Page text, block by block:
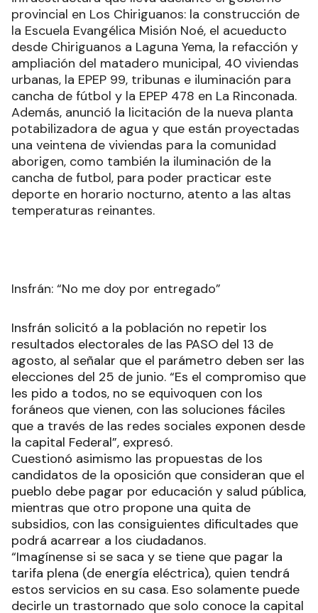
provincial en Los Chiriguanos: la construcción de
la Escuela Evangélica Misión Noé, el acueducto
desde Chiriguanos a Laguna Yema, la refacción y
ampliación del matadero municipal, 40 viviendas
urbanas, la EPEP 99, tribunas e iluminación para
cancha de fútbol y la EPEP 478 en La Rinconada.
Además, anunció la licitación de la nueva planta
potabilizadora de agua y que están proyectadas
una veintena de viviendas para la comunidad
aborigen, como también la iluminación de la
cancha de futbol, para poder practicar este
deporte en horario nocturno, atento a las altas
temperaturas reinantes.
Insfrán: “No me doy por entregado”
Insfrán solicitó a la población no repetir los
resultados electorales de las PASO del 13 de
agosto, al señalar que el parámetro deben ser las
elecciones del 25 de junio. “Es el compromiso que
les pido a todos, no se equivoquen con los
foráneos que vienen, con las soluciones fáciles
que a través de las redes sociales exponen desde
la capital Federal”, expresó.
Cuestionó asimismo las propuestas de los
candidatos de la oposición que consideran que el
pueblo debe pagar por educación y salud pública,
mientras que otro propone una quita de
subsidios, con las consiguientes dificultades que
podrá acarrear a los ciudadanos.
“Imagínense si se saca y se tiene que pagar la
tarifa plena (de energía eléctrica), quien tendrá
estos servicios en su casa. Eso solamente puede
decirle un trastornado que solo conoce la capital